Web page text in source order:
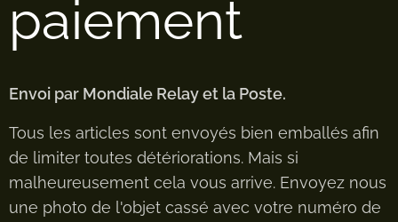
paiement
Envoi par Mondiale Relay et la Poste.
Tous les articles sont envoyés bien emballés afin
de limiter toutes détériorations. Mais si
malheureusement cela vous arrive. Envoyez nous
une photo de l'objet cassé avec votre numéro de